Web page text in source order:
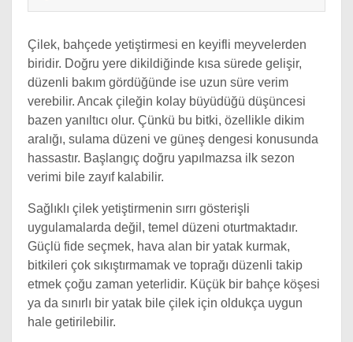
Çilek, bahçede yetiştirmesi en keyifli meyvelerden
biridir. Doğru yere dikildiğinde kısa sürede gelişir,
düzenli bakım gördüğünde ise uzun süre verim
verebilir. Ancak çileğin kolay büyüdüğü düşüncesi
bazen yanıltıcı olur. Çünkü bu bitki, özellikle dikim
aralığı, sulama düzeni ve güneş dengesi konusunda
hassastır. Başlangıç doğru yapılmazsa ilk sezon
verimi bile zayıf kalabilir.
Sağlıklı çilek yetiştirmenin sırrı gösterişli
uygulamalarda değil, temel düzeni oturtmaktadır.
Güçlü fide seçmek, hava alan bir yatak kurmak,
bitkileri çok sıkıştırmamak ve toprağı düzenli takip
etmek çoğu zaman yeterlidir. Küçük bir bahçe köşesi
ya da sınırlı bir yatak bile çilek için oldukça uygun
hale getirilebilir.